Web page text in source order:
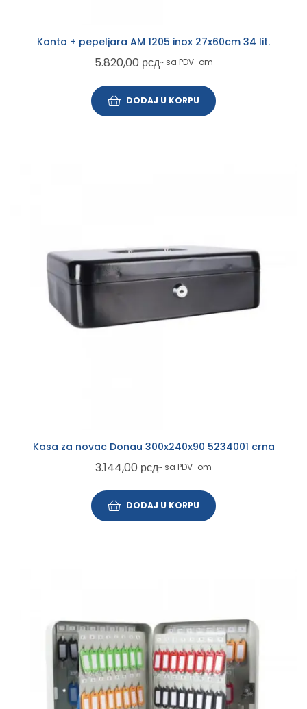
Kanta + pepeljara AM 1205 inox 27x60cm 34 lit.
5.820,00 рсд~ sa PDV-om
DODAJ U KORPU
Kasa za novac Donau 300x240x90 5234001 crna
3.144,00 рсд~ sa PDV-om
DODAJ U KORPU